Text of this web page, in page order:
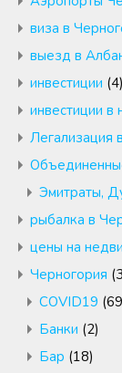
виза в
выезд в
инвестиции (4)
инвестиции в
Легализация
Эмитраты,
рыбалка в
цены на
Черногория
COVID19
Банки (2)
Бар (18)